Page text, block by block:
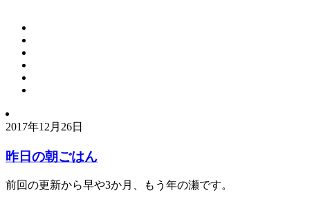
2017年12月26日
昨日の朝ごはん
前回の更新から早や3か月、もう年の瀬です。